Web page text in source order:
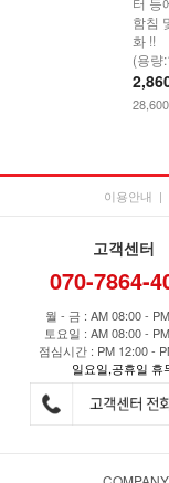
함침
화 !!
(용량
이용안내 |
고객센터
070-7864-
월 - 금 : AM 08:00 -
토요일 : AM 08:00 -
점심시간 : PM 12:00 -
일요일,공휴일 휴